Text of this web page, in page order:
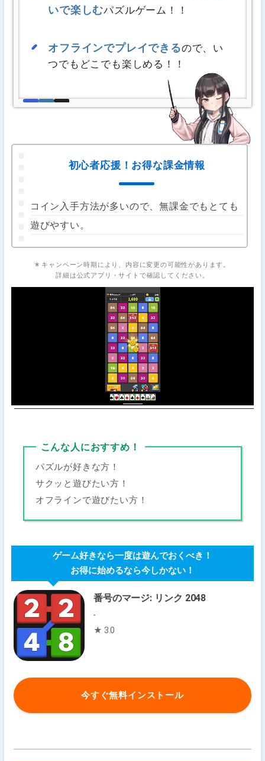
いで楽しむパズルゲーム！！
オフラインでプレイできるので、い
つでもどこでも楽しめる！！
初心者応援！お得な課金情報
コイン入手方法が多いので、無課金でもとても
遊びやすい。
※ キャンペーン時期により、内容に変更の可能性があります。
詳細は公式アプリ・サイトで確認してください。
こんな人におすすめ！
パズルが好きな方！
サクッと遊びたい方！
オフラインで遊びたい方！
ゲーム好きなら一度は遊んでおくべき！
お得に始めるなら今しかない！
番号のマージ: リンク 2048
-
★ 3.0
今すぐ無料インストール